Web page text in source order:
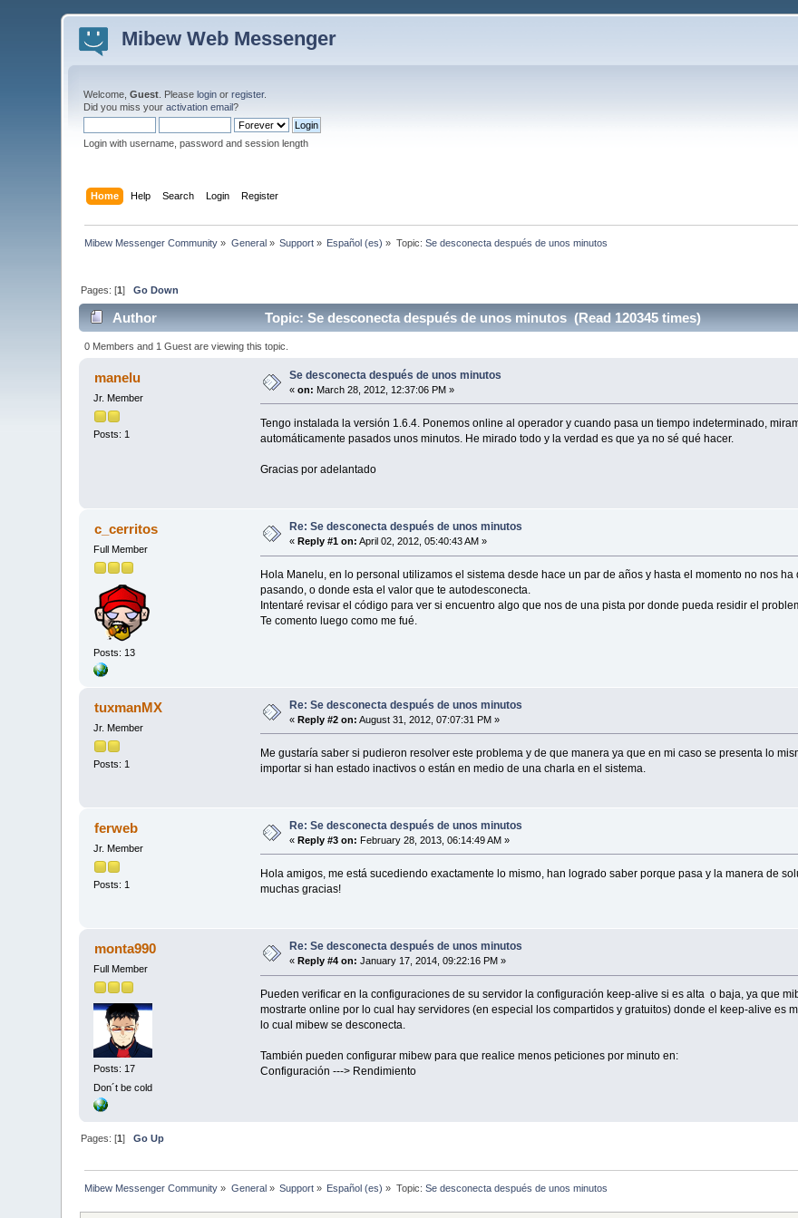
Mibew Web Messenger
Welcome,Guest . Pleaselogin orregister.
Did you miss youractivation email?
Login with username, password and session length
Home Help Search Login Register
Mibew Messenger Community » General» Support » Español (es) » Topic: Se desconecta después de unos minutos
Pages: [1]Go Down
Author Topic: Se desconecta después de unos minutos (Read 120345 times)
0 Members and 1 Guest are viewing this topic.
manelu
Jr. Member
Posts: 1
Se desconecta después de unos minutos
«on: March 28, 2012, 12:37:06 PM »
Tengo instalada la versión 1.6.4. Ponemos online al operador y cuando pasa un tiempo indeterminado,
automáticamente pasados unos minutos. He mirado todo y la verdad es que ya no sé qué hacer.
Gracias por adelantado
c_cerritos
Full Member
Posts: 13
Re: Se desconecta después de unos minutos
«Reply #1 on: April 02, 2012, 05:40:43 AM »
Hola Manelu, en lo personal utilizamos el sistema desde hace un par de años y hasta el momento no nos
pasando, o donde esta el valor que te autodesconecta.
Intentaré revisar el código para ver si encuentro algo que nos de una pista por donde pueda residir el
Te comento luego como me fué.
tuxmanMX
Jr. Member
Posts: 1
Re: Se desconecta después de unos minutos
«Reply #2 on: August 31, 2012, 07:07:31 PM »
Me gustaría saber si pudieron resolver este problema y de que manera ya que en mi caso se presenta lo
importar si han estado inactivos o están en medio de una charla en el sistema.
ferweb
Jr. Member
Posts: 1
Re: Se desconecta después de unos minutos
«Reply #3 on: February 28, 2013, 06:14:49 AM »
Hola amigos, me está sucediendo exactamente lo mismo, han logrado saber porque pasa y la manera de
muchas gracias!
monta990
Full Member
Posts: 17
Don´t be cold
Re: Se desconecta después de unos minutos
«Reply #4 on: January 17, 2014, 09:22:16 PM »
Pueden verificar en la configuraciones de su servidor la configuración keep-alive si es alta o baja, ya que
mostrarte online por lo cual hay servidores (en especial los compartidos y gratuitos) donde el keep-alive es
lo cual mibew se desconecta.
También pueden configurar mibew para que realice menos peticiones por minuto en:
Configuración ---> Rendimiento
Pages: [1]Go Up
Mibew Messenger Community » General» Support » Español (es) » Topic: Se desconecta después de unos minutos